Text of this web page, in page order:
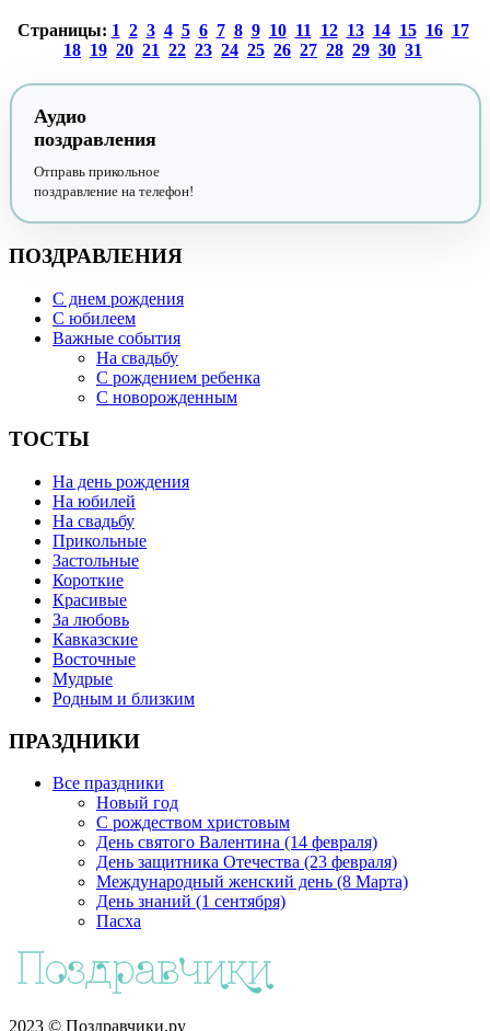
Страницы: 1 2 3 4 5 6 7 8 9 10 11 12 13 14 15 16 17
18 19 20 21 22 23 24 25 26 27 28 29 30 31
Аудио
поздравления
Отправь прикольное
поздравление на телефон!
ПОЗДРАВЛЕНИЯ
С днем рождения
С юбилеем
Важные события
На свадьбу
С рождением ребенка
С новорожденным
ТОСТЫ
На день рождения
На юбилей
На свадьбу
Прикольные
Застольные
Короткие
Красивые
За любовь
Кавказские
Восточные
Мудрые
Родным и близким
ПРАЗДНИКИ
Все праздники
Новый год
С рождеством христовым
День святого Валентина (14 февраля)
День защитника Отечества (23 февраля)
Международный женский день (8 Марта)
День знаний (1 сентября)
Пасха
2023 © Поздравчики.ру